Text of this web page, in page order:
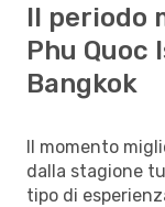
Il periodo
Phu Quoc
Bangkok
Il momento
dalla stagione
tipo di